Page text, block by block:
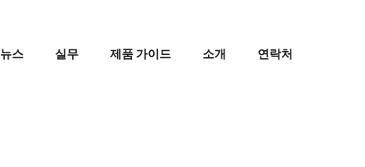
뉴스 실무 제품 가이드 소개 연락처